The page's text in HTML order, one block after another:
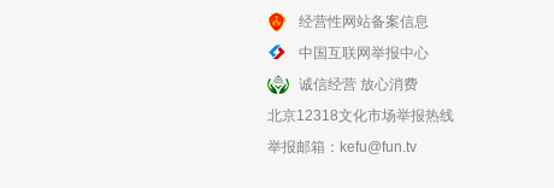
全9集
好男好女
经营性网站备案信息
中国互联网举报中心
诚信经营 放心消费
北京12318文化市场举报热线
举报邮箱： kefu@fun.tv